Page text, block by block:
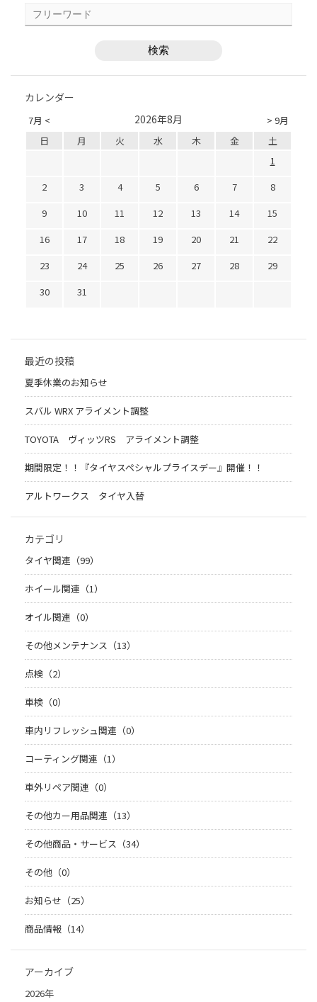
カレンダー
7月 < > 9月
2026年8月
日 月 火 水 木 金
土
1
2
3 4 5 6 7
8
9
10 11 12 13 14
15
16
17 18 19 20 21
22
23
24 25 26 27 28
29
30
31
最近の投稿
夏季休業のお知らせ
スバル WRX アライメント調整
TOYOTA ヴィッツRS アライメント調整
期間限定！！『タイヤスペシャルプライスデー』開催！！
アルトワークス タイヤ入替
カテゴリ
タイヤ関連（99）
ホイール関連（1）
オイル関連（0）
その他メンテナンス（13）
点検（2）
車検（0）
車内リフレッシュ関連（0）
コーティング関連（1）
車外リペア関連（0）
その他カー用品関連（13）
その他商品・サービス（34）
その他（0）
お知らせ（25）
商品情報（14）
アーカイブ
2026年